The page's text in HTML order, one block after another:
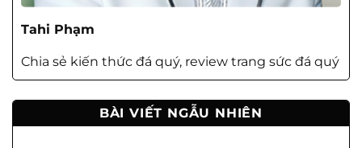
Tahi Phạm
Chia sẻ kiến thức đá quý, review trang sức đá quý
BÀI VIẾT NGẪU NHIÊN